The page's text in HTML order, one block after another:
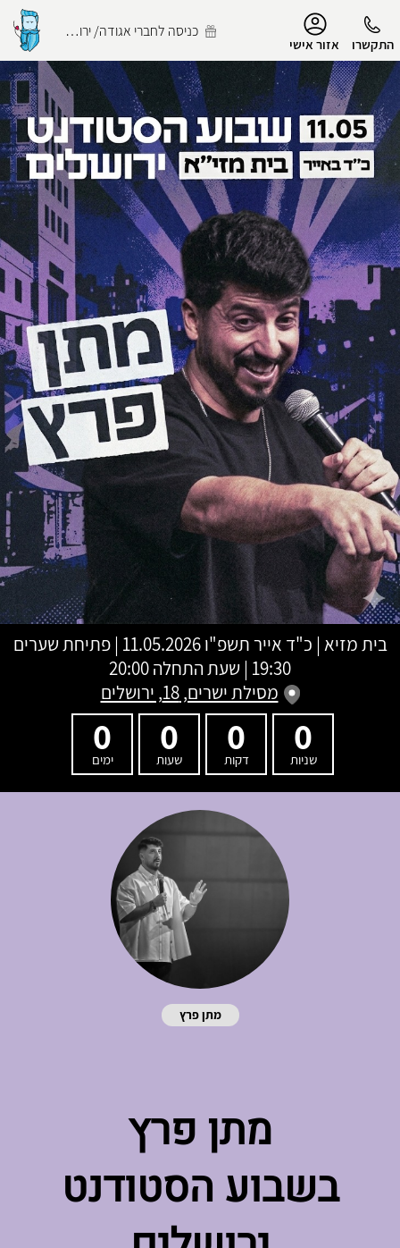
התקשרו אזור אישי
כניסה לחברי אגודה/ ירושלמי
הפרופיל שלי
התנתק
בית מזיא | כ"ד אייר תשפ"ו
11.05.2026 | פתיחת שערים
19:30 | שעת התחלה 20:00
מסילת ישרים, 18, ירושלים
0
שניות
0
דקות
0
שעות
0
ימים
מתן פרץ
מתן פרץ
בשבוע הסטודנט